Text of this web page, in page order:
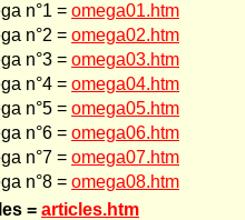
n°1 = omega01.htm
n°2 = omega02.htm
n°3 = omega03.htm
n°4 = omega04.htm
n°5 = omega05.htm
n°6 = omega06.htm
n°7 = omega07.htm
n°8 = omega08.htm
= articles.htm